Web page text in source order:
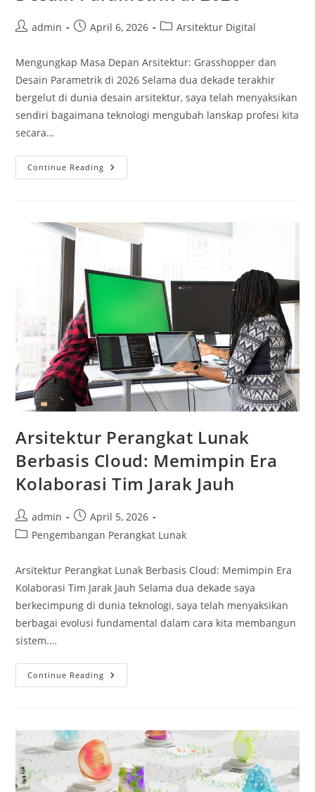
Postadmin
PostApril 6, 2026
PostArsitektur Digital
Mengungkap Masa Depan Arsitektur: Grasshopper dan
Desain Parametrik di 2026 Selama dua dekade terakhir
bergelut di dunia desain arsitektur, saya telah menyaksikan
sendiri bagaimana teknologi mengubah lanskap profesi kita
secara…
Continue Reading Mengungkap
Masa
Desain
Parametrik
Arsitektur Perangkat Lunak
Berbasis Cloud: Memimpin Era
Kolaborasi Tim Jarak Jauh
Post
author:
admin
Post
published:
April 5, 2026
PostPengembangan Perangkat Lunak
Arsitektur Perangkat Lunak Berbasis Cloud: Memimpin Era
Kolaborasi Tim Jarak Jauh Selama dua dekade saya
berkecimpung di dunia teknologi, saya telah menyaksikan
berbagai evolusi fundamental dalam cara kita membangun
sistem.…
Continue Reading Arsitektur
Perangkat
Era
Kolaborasi
Tim
Jarak
Jauh